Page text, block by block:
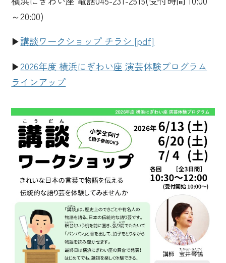
～20:00)
▶講談ワークショップ チラシ [pdf]
▶2026年度 横浜にぎわい座 演芸体験プログラム
ラインアップ